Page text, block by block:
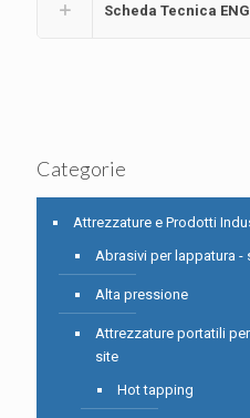
Scheda Tecnica ENG
Categorie
Attrezzature e Prodotti
Abrasivi per lappatura -
Alta pressione
Attrezzature portatili
site
Hot tapping